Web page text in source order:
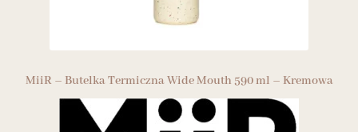
MiiR – Butelka Termiczna Wide Mouth 590 ml – Kremowa